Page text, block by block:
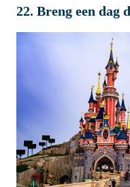
22. Breng een dag